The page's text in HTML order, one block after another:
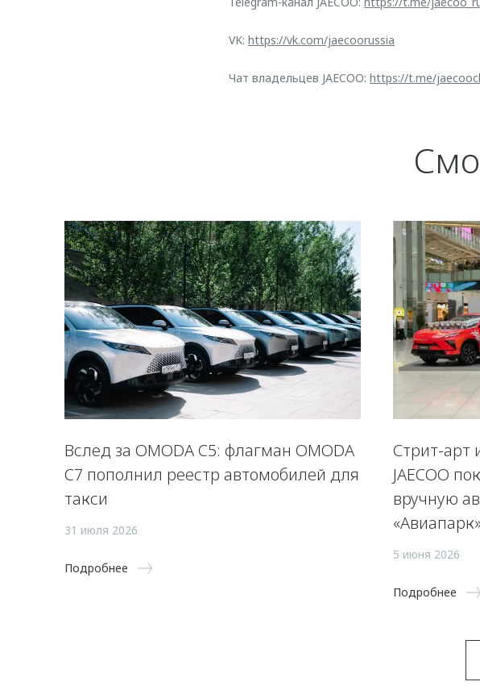
VK: https://vk.com/jaecoorussia
Чат владельцев JAECOO: https://t.me/
Вслед за OMODA C5: флагман OMODA
C7 пополнил реестр автомобилей для
такси
31 июля 2026
Подробнее
Стрит-арт
JAECOO
вручную
5 июня 2026
Подробнее